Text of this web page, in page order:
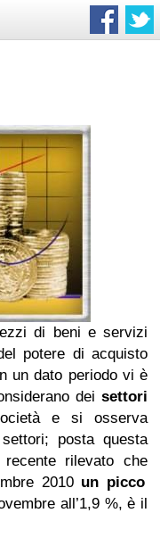
di beni e servizi
potere di acquisto
un dato periodo vi è
dei settori
e si osserva
posta questa
rilevato che
2010 un picco
all’1,9 %, è il